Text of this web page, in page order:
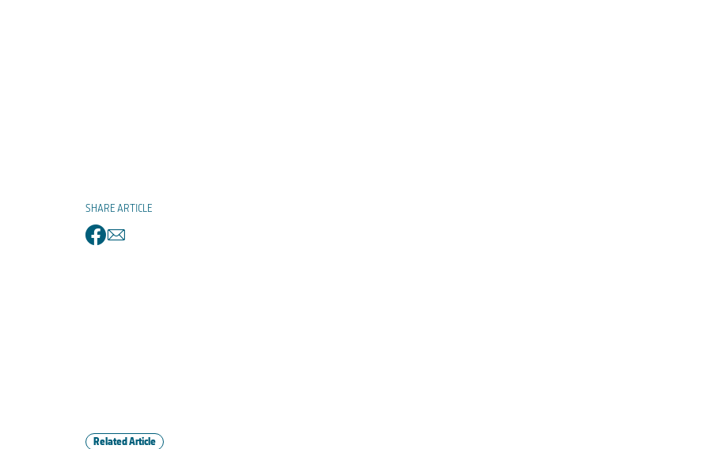
SHARE ARTICLE
facebookemail
Related Article